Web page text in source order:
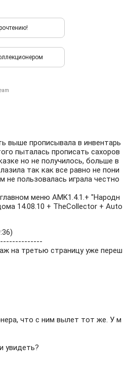
выше прописывала в инвентарь
пыталась прописать сахоров
но не получилось, больше в
так как все равно не пони
не пользовалась играла честно
меню AMK1.4.1.+ "Народн
14.08.10 + TheCollector + Auto
на третью страницу уже переш
что с ним вылет тот же. У м
увидеть?